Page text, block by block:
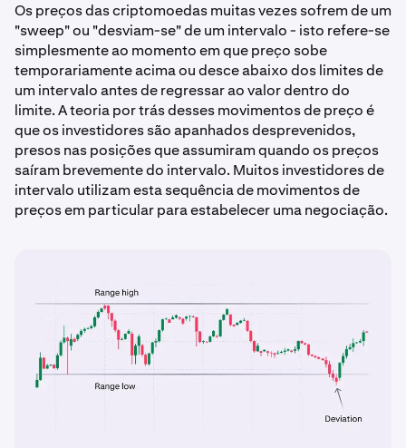
Os preços das criptomoedas muitas vezes sofrem de um
"sweep" ou "desviam-se" de um intervalo - isto refere-se
simplesmente ao momento em que preço sobe
temporariamente acima ou desce abaixo dos limites de
um intervalo antes de regressar ao valor dentro do
limite. A teoria por trás desses movimentos de preço é
que os investidores são apanhados desprevenidos,
presos nas posições que assumiram quando os preços
saíram brevemente do intervalo. Muitos investidores de
intervalo utilizam esta sequência de movimentos de
preços em particular para estabelecer uma negociação.